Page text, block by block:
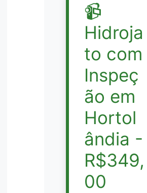
📹
Hidroja
to com
Inspeç
ão em
Hortol
ândia -
R$349,
00